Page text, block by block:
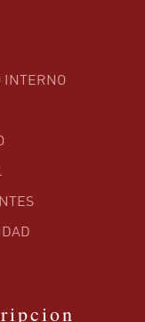
INTERNO